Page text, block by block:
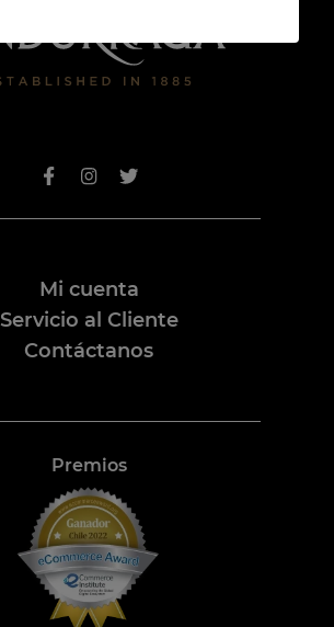
Mi cuenta
Servicio al Cliente
Contáctanos
Premios